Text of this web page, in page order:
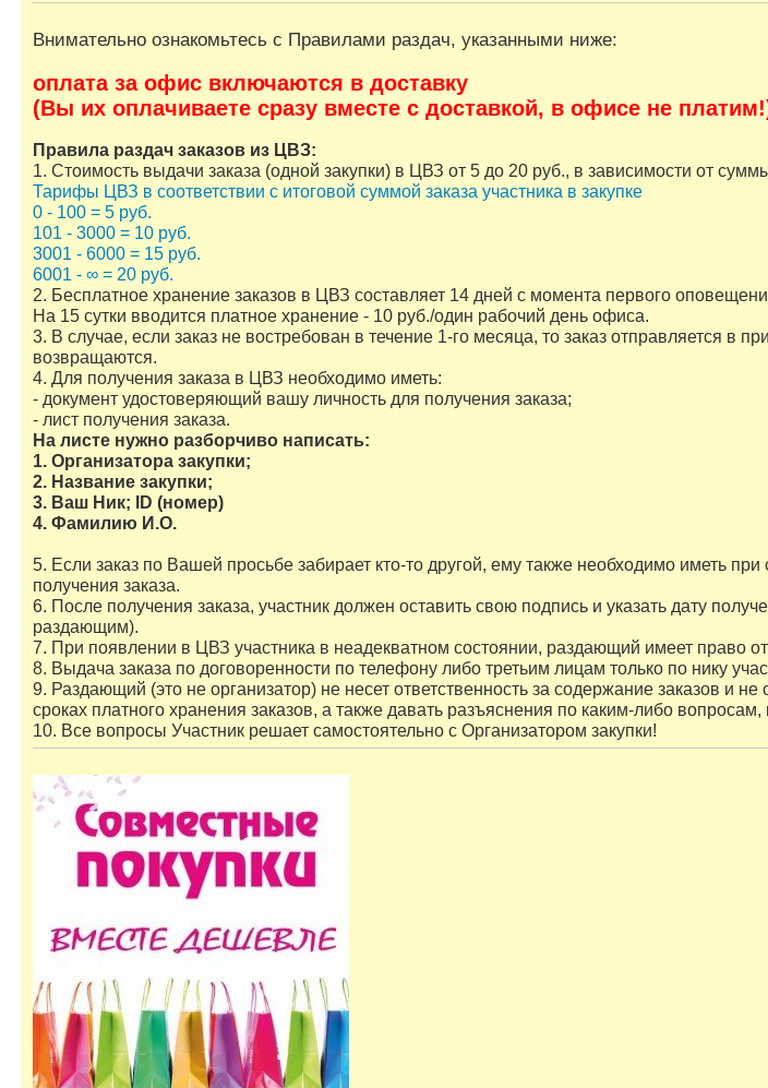
Внимательно ознакомьтесь с Правилами раздач, указанными ниже:
оплата за офис включаются в доставку
(Вы их оплачиваете сразу вместе с доставкой, в офисе не
Правила раздач заказов из ЦВЗ:
1. Стоимость выдачи заказа (одной закупки) в ЦВЗ от 5 до 20 руб., в зависимости от
Тарифы ЦВЗ в соответствии с итоговой суммой заказа участника в закупке
0 - 100 = 5 руб.
101 - 3000 = 10 руб.
3001 - 6000 = 15 руб.
6001 - ∞ = 20 руб.
2. Бесплатное хранение заказов в ЦВЗ составляет 14 дней с момента первого
На 15 сутки вводится платное хранение - 10 руб./один рабочий день офиса.
3. В случае, если заказ не востребован в течение 1-го месяца, то заказ отправляется в
возвращаются.
4. Для получения заказа в ЦВЗ необходимо иметь:
- документ удостоверяющий вашу личность для получения заказа;
- лист получения заказа.
На листе нужно разборчиво написать:
1. Организатора закупки;
2. Название закупки;
3. Ваш Ник; ID (номер)
4. Фамилию И.О.
5. Если заказ по Вашей просьбе забирает кто-то другой, ему также необходимо иметь при
получения заказа.
6. После получения заказа, участник должен оставить свою подпись и указать дату
раздающим).
7. При появлении в ЦВЗ участника в неадекватном состоянии, раздающий имеет право
8. Выдача заказа по договоренности по телефону либо третьим лицам только по нику
9. Раздающий (это не организатор) не несет ответственность за содержание заказов и
сроках платного хранения заказов, а также давать разъяснения по каким-либо
10. Все вопросы Участник решает самостоятельно с Организатором закупки!